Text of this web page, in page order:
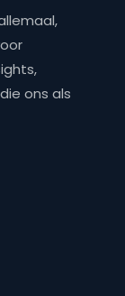
ons als